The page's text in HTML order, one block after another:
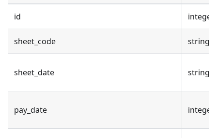
id integer
sheet_code string
sheet_date string
pay_date integer